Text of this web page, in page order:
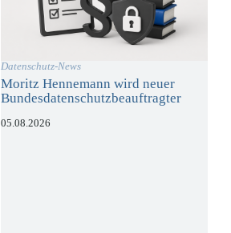
Datenschutz-News
Moritz Hennemann wird neuer
Bundesdatenschutzbeauftragter
05.08.2026